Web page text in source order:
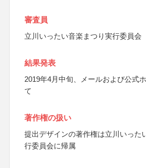
審査員
立川いったい音楽まつり実行委員会
結果発表
2019年4月中旬、メールおよび公式
て
著作権の扱い
提出デザインの著作権は立川いった
行委員会に帰属